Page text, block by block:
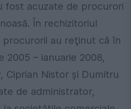
fost acuzate de procurori
În rechizitoriul
au reţinut că în
2005 – ianuarie 2008,
Ciprian Nistor şi Dumitru
de administrator,